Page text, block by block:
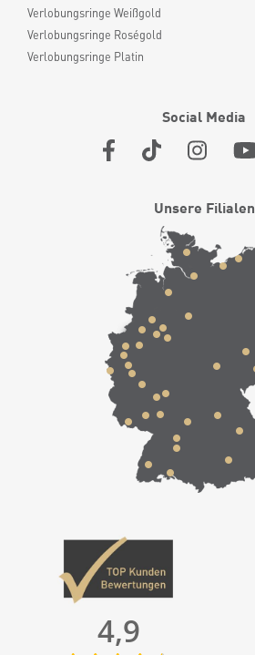
Verlobungsringe Weißgold
Verlobungsringe Roségold
Verlobungsringe Platin
Social Media
Unsere Filialen
4,9